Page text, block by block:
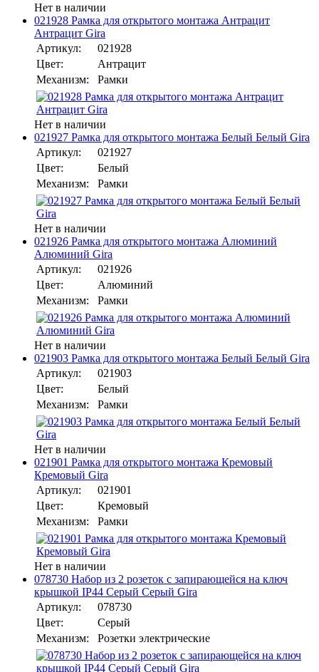
Нет в наличии
021928 Рамка для открытого монтажа Антрацит
Антрацит Gira
Артикул:
021928
Цвет:
Антрацит
Механизм:
Рамки
Нет в наличии
021927 Рамка для открытого монтажа Белый Белый Gira
Артикул:
021927
Цвет:
Белый
Механизм:
Рамки
Нет в наличии
021926 Рамка для открытого монтажа Алюминий
Алюминий Gira
Артикул:
021926
Цвет:
Алюминий
Механизм:
Рамки
Нет в наличии
021903 Рамка для открытого монтажа Белый Белый Gira
Артикул:
021903
Цвет:
Белый
Механизм:
Рамки
Нет в наличии
021901 Рамка для открытого монтажа Кремовый
Кремовый Gira
Артикул:
021901
Цвет:
Кремовый
Механизм:
Рамки
Нет в наличии
078730 Набор из 2 розеток с запирающейся на ключ
крышкой IP44 Серый Серый Gira
Артикул:
078730
Цвет:
Серый
Механизм:
Розетки электрические